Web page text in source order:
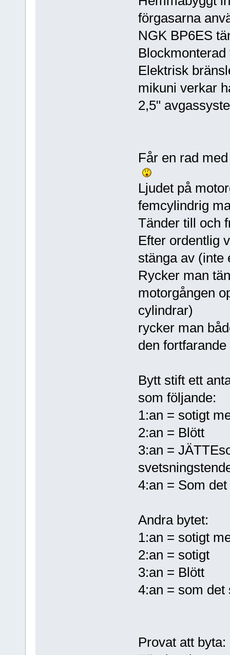
förgasarna
NGK BP6ES
Elektrisk
mikuni verkar
2,5"
Får en rad
Ljudet på
femcylindrig
Tänder till och
Efter ordentlig
stänga av (inte
Rycker man
motorgången
cylindrar)
rycker man
den
Bytt stift ett
som följande:
1:an = sotigt
2:an = Blött
3:an =
4:an = Som
Andra bytet:
1:an = sotigt
2:an = sotigt
3:an = Blött
4:an = som det
Provat att byta: